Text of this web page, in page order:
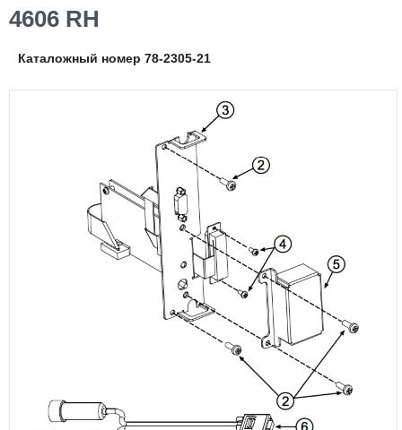
4606 RH
Каталожный номер 78-2305-21